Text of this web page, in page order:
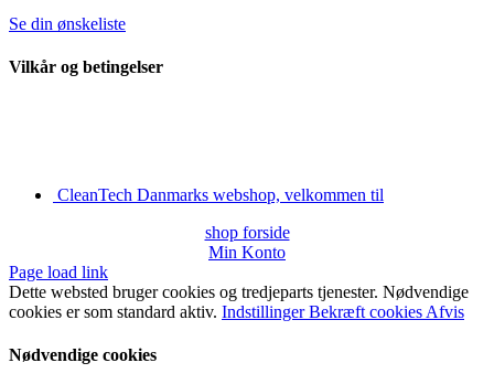
Se din ønskeliste
Vilkår og betingelser
CleanTech Danmarks webshop, velkommen til
shop forside
Min Konto
Page load link
Dette websted bruger cookies og tredjeparts tjenester. Nødvendige
cookies er som standard aktiv. IndstillingerBekræft cookies Afvis
Nødvendige cookies